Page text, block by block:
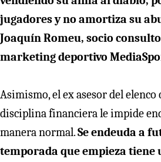
jugadores y no amortiza su
Joaquín Romeu, socio
marketing deportivo
Asimismo, el ex asesor del
disciplina financiera le impide
manera normal.Se endeuda a
temporada que empieza tiene